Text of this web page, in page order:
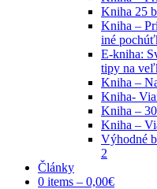
Kniha 25
Kniha –
iné
E-kniha:
tipy na
Kniha –
Kniha-
Kniha –
Kniha –
Výhodné
2
Články
0 items – 0,00€